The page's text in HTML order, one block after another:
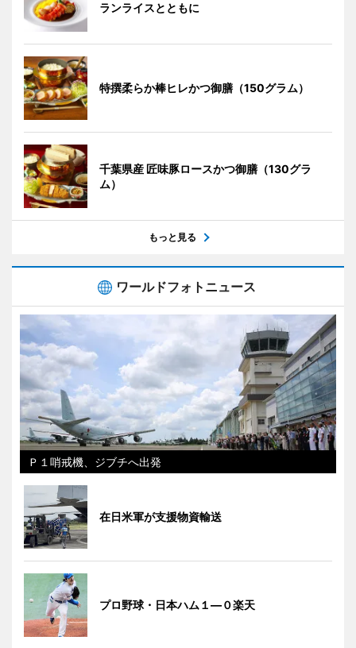
ランライスとともに
特撰柔らか棒ヒレかつ御膳（150グラム）
千葉県産 匠味豚ロースかつ御膳（130グラ
ム）
もっと見る
ワールドフォトニュース
Ｐ１哨戒機、ジブチへ出発
在日米軍が支援物資輸送
プロ野球・日本ハム１―０楽天